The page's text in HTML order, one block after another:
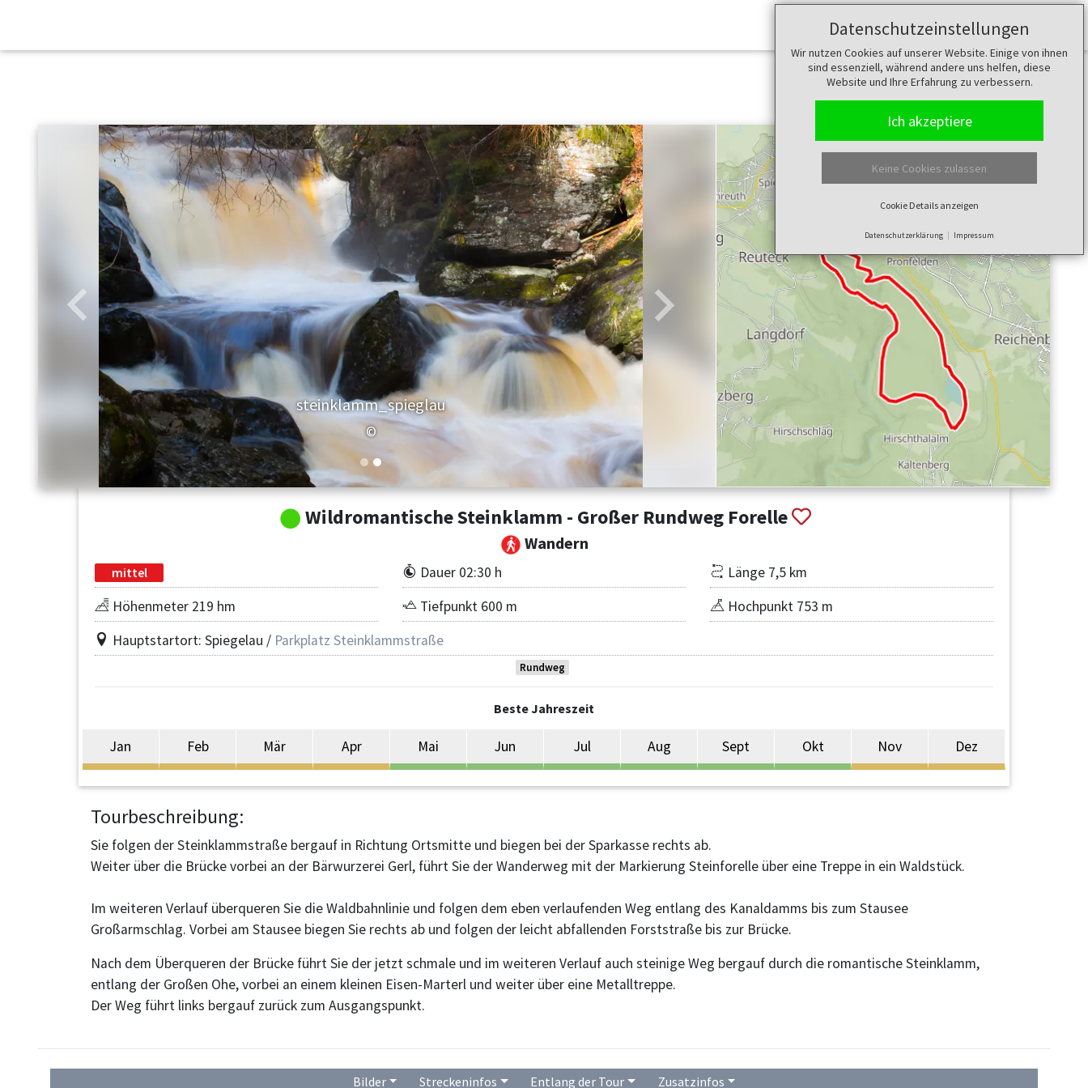
Datenschutzeinstellungen
Wir nutzen Cookies auf unserer Website. Einige von ihnen
sind essenziell, während andere uns helfen, diese
Website und Ihre Erfahrung zu verbessern.
Ich akzeptiere
Keine Cookies zulassen
Cookie Details anzeigen
Datenschutzerklärung Impressum
Merkzettel ( 0 )
steinklamm_spieglau
©
Zurück Weiter
Wildromantische Steinklamm - Großer Rundweg Forelle
Wandern
mittel Dauer 02:30 h
Länge 7,5 km
Höhenmeter 219 hm
Tiefpunkt 600 m
Hochpunkt 753 m
Hauptstartort: Spiegelau / Parkplatz Steinklammstraße
Rundweg
Beste Jahreszeit
Jan Feb Mär Apr Mai Jun Jul Aug Sept Okt Nov Dez
Tourbeschreibung:
Sie folgen der Steinklammstraße bergauf in Richtung Ortsmitte und biegen bei der Sparkasse rechts ab.
Weiter über die Brücke vorbei an der Bärwurzerei Gerl, führt Sie der Wanderweg mit der Markierung Steinforelle über eine Treppe in ein Waldstück.
Im weiteren Verlauf überqueren Sie die Waldbahnlinie und folgen dem eben verlaufenden Weg entlang des Kanaldamms bis zum Stausee
Großarmschlag. Vorbei am Stausee biegen Sie rechts ab und folgen der leicht abfallenden Forststraße bis zur Brücke.
Nach dem Überqueren der Brücke führt Sie der jetzt schmale und im weiteren Verlauf auch steinige Weg bergauf durch die romantische Steinklamm,
entlang der Großen Ohe, vorbei an einem kleinen Eisen-Marterl und weiter über eine Metalltreppe.
Der Weg führt links bergauf zurück zum Ausgangspunkt.
Bilder Streckeninfos Entlang der Tour Zusatzinfos